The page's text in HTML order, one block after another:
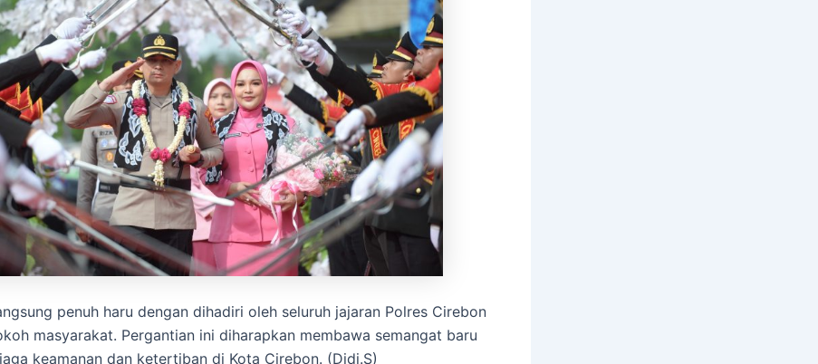
penuh haru dengan dihadiri oleh seluruh jajaran Polres Cirebon
masyarakat. Pergantian ini diharapkan membawa semangat baru
keamanan dan ketertiban di Kota Cirebon. (Didi.S)